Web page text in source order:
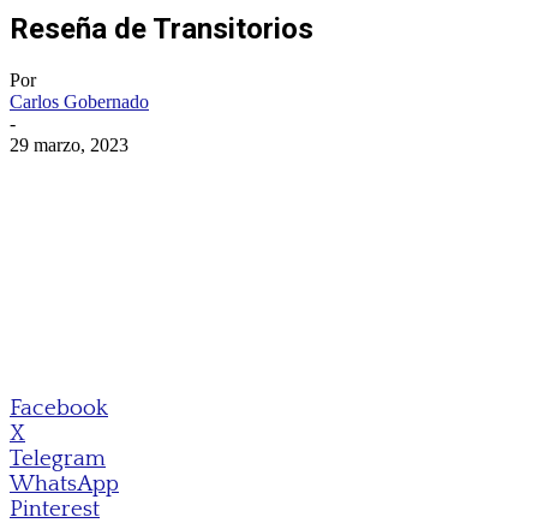
Reseña de Transitorios
Por
Carlos Gobernado
-
29 marzo, 2023
Facebook
X
Telegram
WhatsApp
Pinterest